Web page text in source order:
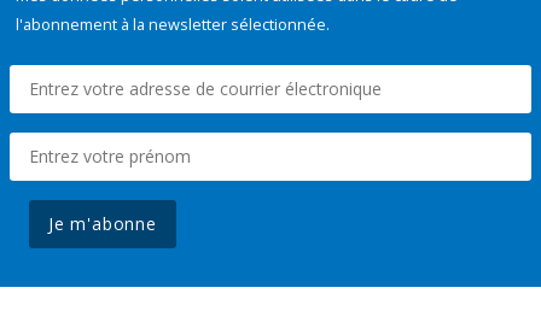
l'abonnement à la newsletter sélectionnée.
Je m'abonne